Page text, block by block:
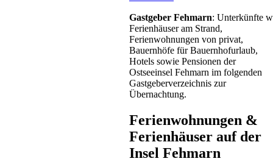
Ferienhof
Kasseedorf
ab 50 EUR/Tag
Gastgeber Fehmarn: Unterkünfte
Ferienhäuser am Strand,
Ferienwohnungen von privat,
Bauernhöfe für Bauernhofurlaub,
Hotels sowie Pensionen der
Ostseeinsel Fehmarn im folgenden
Gastgeberverzeichnis zur
Übernachtung.
Ferienwohnungen &
Ferienhäuser auf der
Insel Fehmarn